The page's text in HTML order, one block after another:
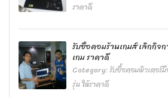
ราคาดี
รับซื้อคอมร้านเกมส์ เลิกกิจ
เกม ราคาดี
Category:รับซื้อคอมพิวเตอร์
รุ่น ให้ราคาดี